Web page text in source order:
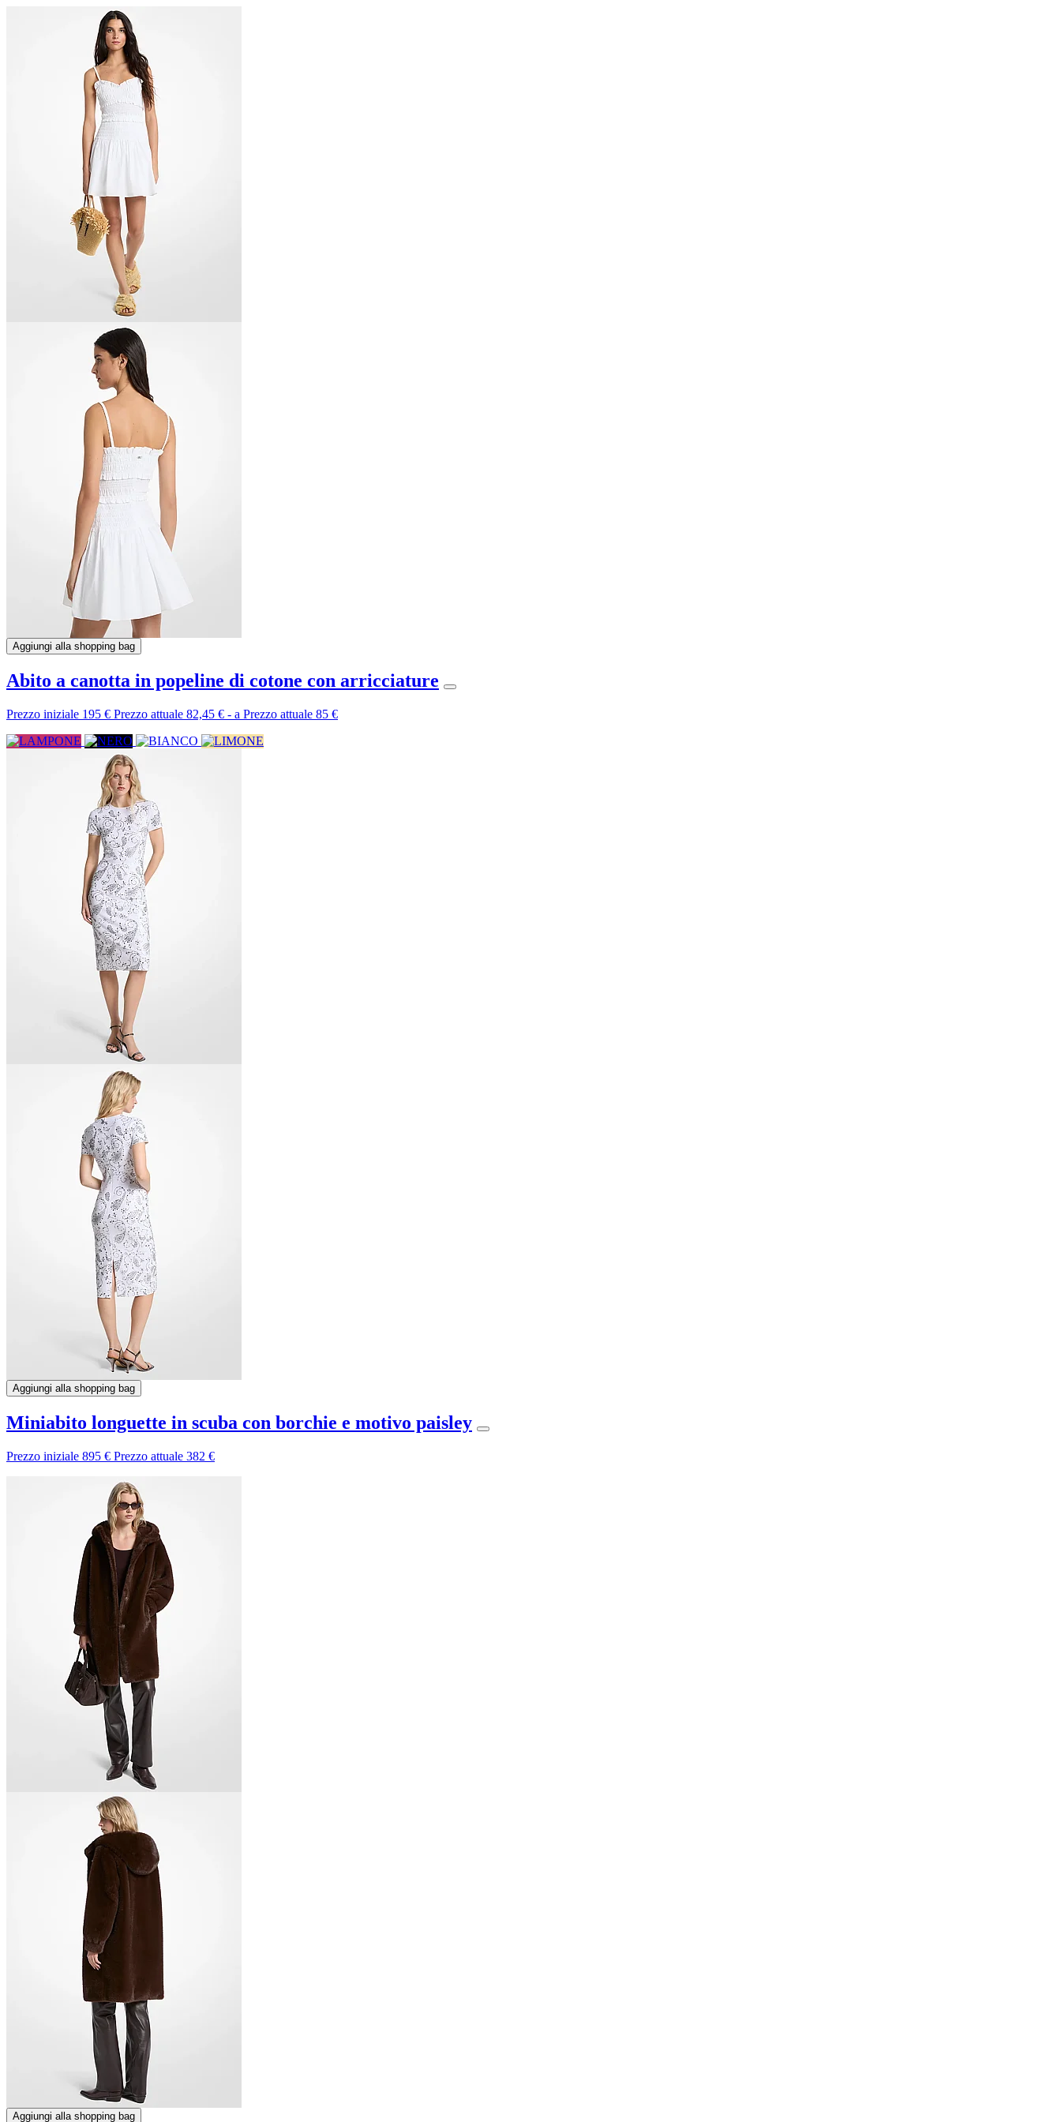
Aggiungi alla shopping bag
Abito a canotta in popeline di cotone con arricciature
Prezzo iniziale 195 € Prezzo attuale 82,45 € - a Prezzo attuale 85 €
Aggiungi alla shopping bag
Miniabito longuette in scuba con borchie e motivo paisley
Prezzo iniziale 895 € Prezzo attuale 382 €
Aggiungi alla shopping bag